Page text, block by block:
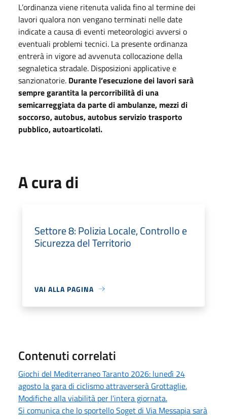
L’ordinanza viene ritenuta valida fino al termine dei
lavori qualora non vengano terminati nelle date
indicate a causa di eventi meteorologici avversi o
eventuali problemi tecnici. La presente ordinanza
entrerà in vigore ad avvenuta collocazione della
segnaletica stradale. Disposizioni applicative e
sanzionatorie. Durante l’esecuzione dei lavori sarà
sempre garantita la percorribilità di una
semicarreggiata da parte di ambulanze, mezzi di
soccorso, autobus, autobus servizio trasporto
pubblico, autoarticolati.
A cura di
Settore 8: Polizia Locale, Controllo e
Sicurezza del Territorio
VAI ALLA PAGINA
Contenuti correlati
Giochi del Mediterraneo Taranto 2026: lunedì 24
agosto la gara di ciclismo attraverserà Grottaglie.
Modifiche alla viabilità per l'intera giornata.
Si comunica che lo sportello Soget di Via Messapia sarà